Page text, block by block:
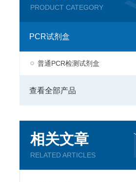
PRODUCT CATEGORY
PCR试剂盒
普通PCR检测试剂盒
查看全部产品
相关文章
RELATED ARTICLES